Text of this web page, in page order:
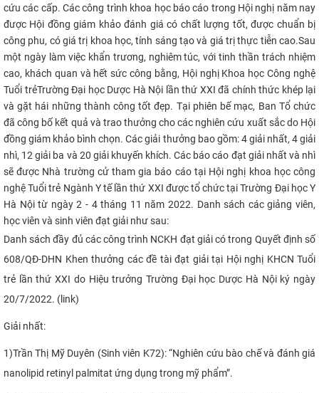
cứu các cấp.Các công trình khoa học báo cáo trong Hội nghị năm nay
được Hội đồng giám khảo đánh giá có chất lượng tốt, được chuẩn bị
công phu, có giá trị khoa học, tính sáng tạo và giá trị thực tiễn cao.Sau
một ngày làm việc khẩn trương, nghiêm túc, với tinh thần trách nhiệm
cao, khách quan và hết sức công bằng, Hội nghị Khoa học Công nghệ
Tuổi trẻTrường Đại học Dược Hà Nội lần thứ XXI đã chính thức khép lại
và gặt hái những thành công tốt đẹp. Tại phiên bế mạc, Ban Tổ chức
đã công bố kết quả và trao thưởng cho các nghiên cứu xuất sắc do Hội
đồng giám khảo bình chọn.Các giải thưởng bao gồm: 4 giải nhất, 4 giải
nhì, 12 giải ba và 20 giải khuyến khích. Các báo cáo đạt giải nhất và nhì
sẽ được Nhà trường cử tham gia báo cáo tại Hội nghị khoa học công
nghệ Tuổi trẻ Ngành Y tế lần thứ XXI được tổ chức tại Trường Đại học Y
Hà Nội từ ngày 2 - 4 tháng 11 năm 2022. Danh sách các giảng viên,
học viên và sinh viên đạt giải như sau:
Danh sách đầy đủ các công trình NCKH đạt giải có trong Quyết định số
608/QĐ-DHN Khen thưởng các đề tài đạt giải tại Hội nghị KHCN Tuổi
trẻ lần thứ XXI do Hiệu trưởng Trường Đại học Dược Hà Nội ký ngày
20/7/2022. (link)
Giải nhất:
1)Trần Thị Mỹ Duyên (Sinh viên K72): “Nghiên cứu bào chế và đánh giá
nanolipid retinyl palmitat ứng dụng trong mỹ phẩm”.